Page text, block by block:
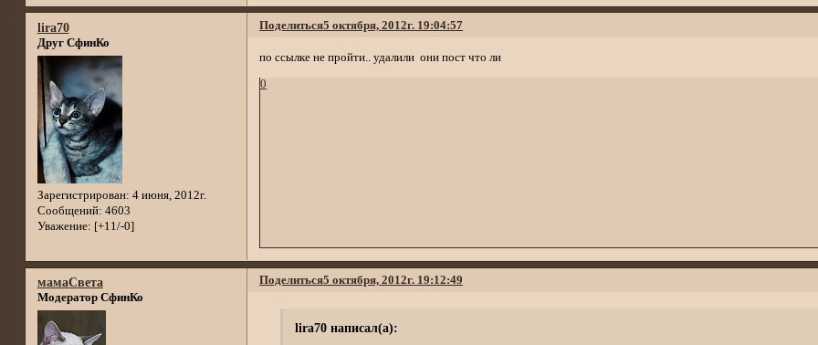
Поделиться5 октября, 2012г. 19:04:57
lira70
Друг СфинКо
Зарегистрирован: 4 июня, 2012г.
Сообщений: 4603
Уважение: [+11/-0]
по ссылке не пройти.. удалили они пост что ли
0
Поделиться5 октября, 2012г. 19:12:49
мамаСвета
Модератор СфинКо
lira70 написал(а):